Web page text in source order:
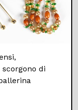
di